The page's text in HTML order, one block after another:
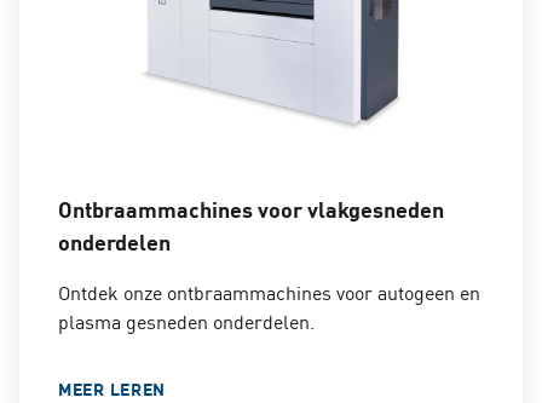
Ontbraammachines voor vlakgesneden
onderdelen
Ontdek onze ontbraammachines voor autogeen en
plasma gesneden onderdelen.
MEER LEREN